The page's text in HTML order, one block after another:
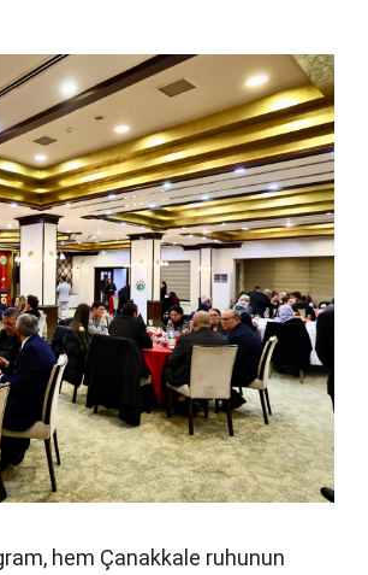
hem Çanakkale ruhunun